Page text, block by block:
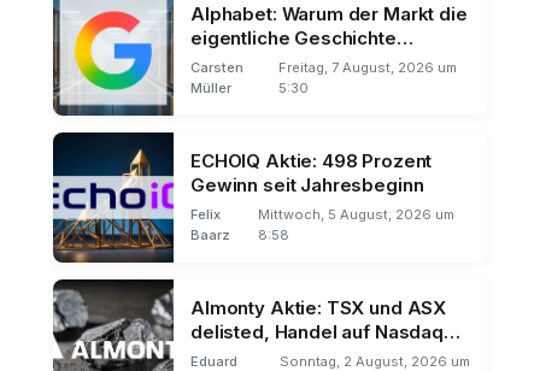
Alphabet: Warum der Markt die
eigentliche Geschichte
übersieht
Carsten
Müller
Freitag, 7 August, 2026 um
5:30
ECHOIQ Aktie: 498 Prozent
Gewinn seit Jahresbeginn
Felix
Baarz
Mittwoch, 5 August, 2026 um
8:58
Almonty Aktie: TSX und ASX
delisted, Handel auf Nasdaq
und Frankfurt
Eduard
Sonntag, 2 August, 2026 um